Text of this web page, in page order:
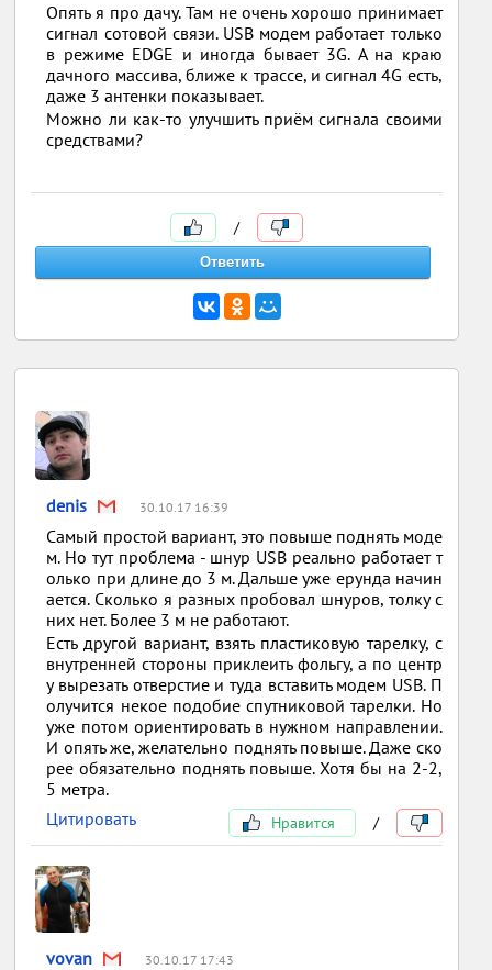
Опять я про дачу. Там не очень хорошо принимает
сигнал сотовой связи. USB модем работает только
в режиме EDGE и иногда бывает 3G. А на краю
дачного массива, ближе к трассе, и сигнал 4G есть,
даже 3 антенки показывает.
Можно ли как-то улучшить приём сигнала своими
средствами?
/
denis 30.10.17 16:39
Самый простой вариант, это повыше поднять моде
м. Но тут проблема - шнур USB реально работает т
олько при длине до 3 м. Дальше уже ерунда начин
ается. Сколько я разных пробовал шнуров, толку с
них нет. Более 3 м не работают.
Есть другой вариант, взять пластиковую тарелку, с
внутренней стороны приклеить фольгу, а по центр
у вырезать отверстие и туда вставить модем USB. П
олучится некое подобие спутниковой тарелки. Но
уже потом ориентировать в нужном направлении.
И опять же, желательно поднять повыше. Даже ско
рее обязательно поднять повыше. Хотя бы на 2-2,
5 метра.
Цитировать
Нравится /
vovan 30.10.17 17:43